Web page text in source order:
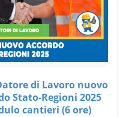
di Lavoro nuovo
Stato-Regioni 2025
cantieri (6 ore)